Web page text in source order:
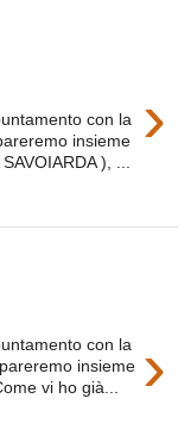
›
con la
insieme
), ...
›
con la
insieme
vi ho già...